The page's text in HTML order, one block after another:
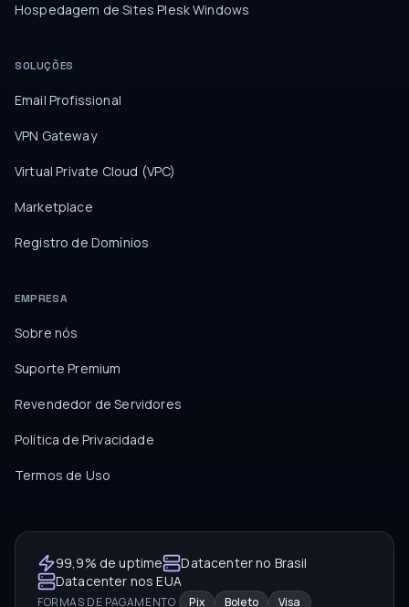
Hospedagem de Sites Plesk Windows
SOLUÇÕES
Email Profissional
VPN Gateway
Virtual Private Cloud (VPC)
Marketplace
Registro de Domínios
EMPRESA
Sobre nós
Suporte Premium
Revendedor de Servidores
Política de Privacidade
Termos de Uso
99,9% de uptime
Datacenter no Brasil
Datacenter nos EUA
FORMAS DE PAGAMENTO Pix Boleto Visa